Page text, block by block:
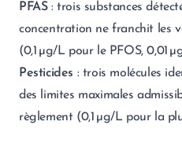
PFAS: trois substances
concentration ne franchit les
(0,1 µg/L pour le PFOS, 0,01
Pesticides : trois molécules
des limites maximales
règlement (0,1 µg/L pour la